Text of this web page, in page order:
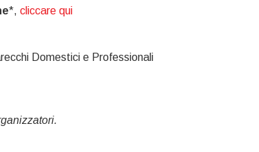
*, cliccare qui
Domestici e Professionali